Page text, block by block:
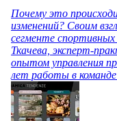
Почему это
изменений? Своим
сегменте
Ткачева, эксперт-
опытом управления
лет работы в